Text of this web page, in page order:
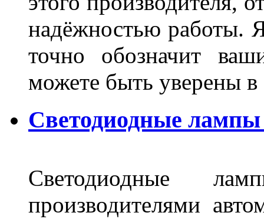
надёжностью работы.
точно обозначит
можете быть уверены
Светодиодные
Светодиодные
производителями